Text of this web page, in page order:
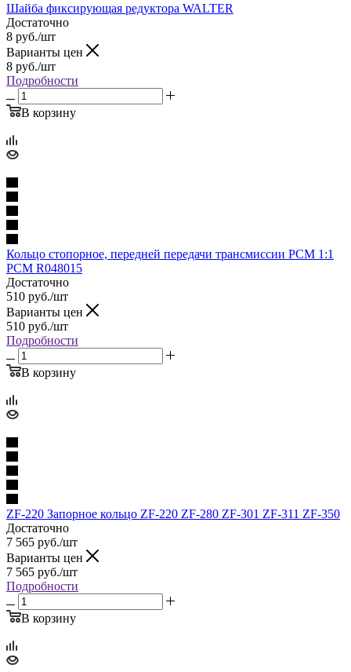
Шайба фиксирующая редуктора WALTER
Достаточно
8 руб./шт
Варианты цен
8 руб./шт
Подробности
В корзину
Кольцо стопорное, передней передачи трансмиссии PCM 1:1
PCM R048015
Достаточно
510 руб./шт
Варианты цен
510 руб./шт
Подробности
В корзину
ZF-220 Запорное кольцо ZF-220 ZF-280 ZF-301 ZF-311 ZF-350
Достаточно
7 565 руб./шт
Варианты цен
7 565 руб./шт
Подробности
В корзину